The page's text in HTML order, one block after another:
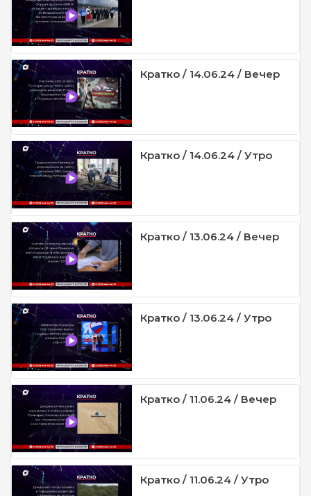
Кратко / 14.06.24 / Вечер
Кратко / 14.06.24 / Утро
Кратко / 13.06.24 / Вечер
Кратко / 13.06.24 / Утро
Кратко / 11.06.24 / Вечер
Кратко / 11.06.24 / Утро